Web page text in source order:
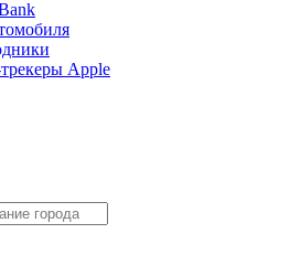
Apple